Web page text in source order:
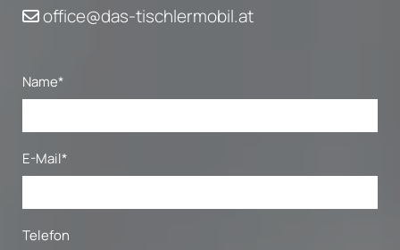
 office@das-tischlermobil.at
Name*
E-Mail*
Telefon